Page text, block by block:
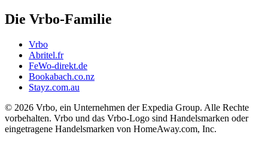
Die Vrbo-Familie
Vrbo
Abritel.fr
FeWo-direkt.de
Bookabach.co.nz
Stayz.com.au
© 2026 Vrbo, ein Unternehmen der Expedia Group. Alle Rechte
vorbehalten. Vrbo und das Vrbo-Logo sind Handelsmarken oder
eingetragene Handelsmarken von HomeAway.com, Inc.